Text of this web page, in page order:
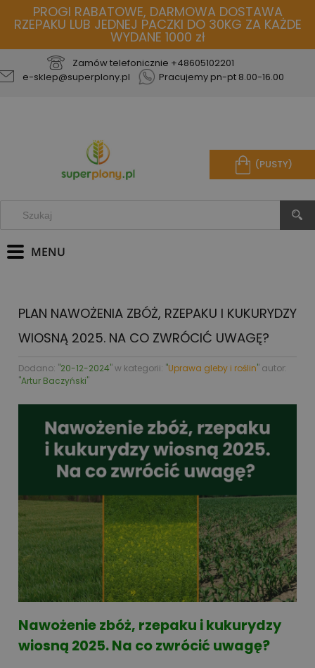
PROGI RABATOWE, DARMOWA DOSTAWA
RZEPAKU LUB JEDNEJ PACZKI DO 30KG ZA KAŻDE
WYDANE 1000 zł
Zamów telefonicznie +48605102201
e-sklep@superplony.pl
Pracujemy pn-pt 8.00-16.00
(PUSTY)
PLAN NAWOŻENIA ZBÓŻ, RZEPAKU I KUKURYDZY
WIOSNĄ 2025. NA CO ZWRÓCIĆ UWAGĘ?
Dodano: ''20-12-2024'' w kategorii: ''Uprawa gleby i roślin'' autor:
''Artur Baczyński''
Nawożenie zbóż, rzepaku i kukurydzy
wiosną 2025. Na co zwrócić uwagę?